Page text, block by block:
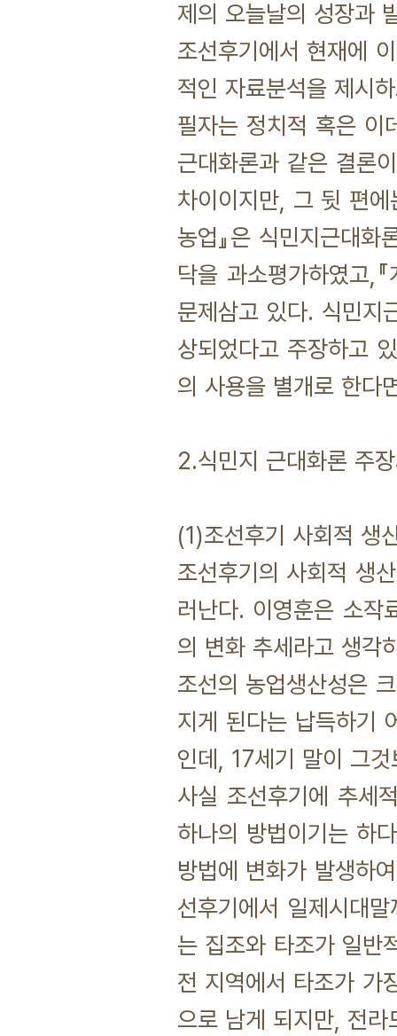
제의 오늘날의 성장과
조선후기에서 현재에
적인 자료분석을 제시
필자는 정치적 혹은 이
근대화론과 같은 결론
차이이지만, 그 뒷 편
농업』은 식민지근대
닥을 과소평가하였고,
문제삼고 있다. 식민지
상되었다고 주장하고
의 사용을 별개로 한다
2.식민지 근대화론 주
(1)조선후기 사회적 생
조선후기의 사회적 생
러난다. 이영훈은 소작
의 변화 추세라고 생각
조선의 농업생산성은
지게 된다는 납득하기
인데, 17세기 말이 그
사실 조선후기에 추세
하나의 방법이기는 하
방법에 변화가 발생하
선후기에서 일제시대
는 집조와 타조가 일반
전 지역에서 타조가 가
으로 남게 되지만, 전